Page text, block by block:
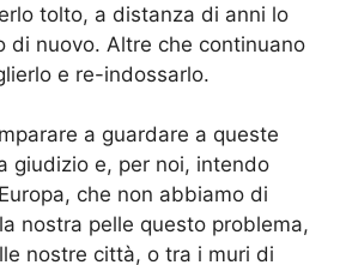
tolto, a distanza di anni lo
di nuovo. Altre che continuano
e re-indossarlo.
a guardare a queste
giudizio e, per noi, intendo
che non abbiamo di
nostra pelle questo problema,
nostre città, o tra i muri di